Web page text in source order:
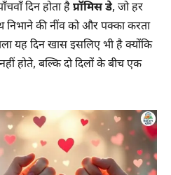
दिन होता हैप्रॉमिस डे, जो हर
निभाने की नींव को और पक्का करता
यह दिन खास इसलिए भी है क्योंकि
होते, बल्कि दो दिलों के बीच एक